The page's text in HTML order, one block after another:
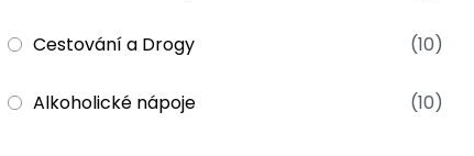
Cestování a Drogy (10)
Alkoholické nápoje (10)